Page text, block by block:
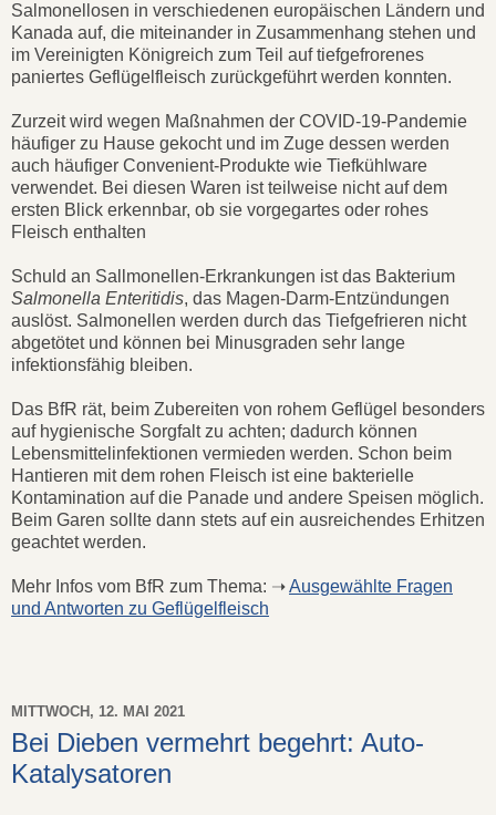
Salmonellosen in verschiedenen europäischen Ländern und
Kanada auf, die miteinander in Zusammenhang stehen und
im Vereinigten Königreich zum Teil auf tiefgefrorenes
paniertes Geflügelfleisch zurückgeführt werden konnten.
Zurzeit wird wegen Maßnahmen der COVID-19-Pandemie
häufiger zu Hause gekocht und im Zuge dessen werden
auch häufiger Convenient-Produkte wie Tiefkühlware
verwendet. Bei diesen Waren ist teilweise nicht auf dem
ersten Blick erkennbar, ob sie vorgegartes oder rohes
Fleisch enthalten
Schuld an Sallmonellen-Erkrankungen ist das Bakterium
Salmonella Enteritidis, das Magen-Darm-Entzündungen
auslöst. Salmonellen werden durch das Tiefgefrieren nicht
abgetötet und können bei Minusgraden sehr lange
infektionsfähig bleiben.
Das BfR rät, beim Zubereiten von rohem Geflügel besonders
auf hygienische Sorgfalt zu achten; dadurch können
Lebensmittelinfektionen vermieden werden. Schon beim
Hantieren mit dem rohen Fleisch ist eine bakterielle
Kontamination auf die Panade und andere Speisen möglich.
Beim Garen sollte dann stets auf ein ausreichendes Erhitzen
geachtet werden.
Mehr Infos vom BfR zum Thema: ➝Ausgewählte Fragen
und Antworten zu Geflügelfleisch
MITTWOCH, 12. MAI 2021
Bei Dieben vermehrt begehrt: Auto-
Katalysatoren